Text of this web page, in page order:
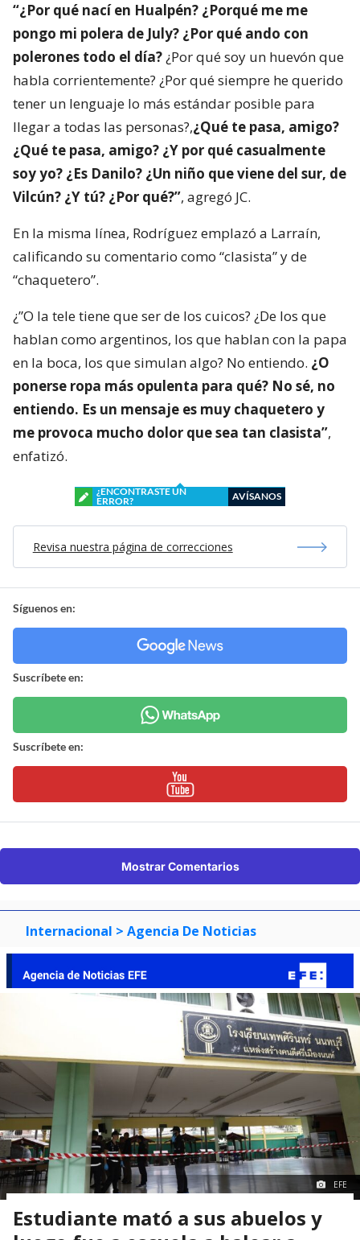
“¿Por qué nací en Hualpén? ¿Porqué me me
pongo mi polera de July? ¿Por qué ando con
polerones todo el día?¿Por qué soy un huevón que
habla corrientemente? ¿Por qué siempre he querido
tener un lenguaje lo más estándar posible para
llegar a todas las personas?,¿Qué te pasa, amigo?
¿Qué te pasa, amigo? ¿Y por qué casualmente
soy yo? ¿Es Danilo? ¿Un niño que viene del sur, de
Vilcún? ¿Y tú? ¿Por qué?”, agregó JC.
En la misma línea, Rodríguez emplazó a Larraín,
calificando su comentario como “clasista” y de
“chaquetero”.
¿”O la tele tiene que ser de los cuicos? ¿De los que
hablan como argentinos, los que hablan con la papa
en la boca, los que simulan algo? No entiendo. ¿O
ponerse ropa más opulenta para qué? No sé, no
entiendo. Es un mensaje es muy chaquetero y
me provoca mucho dolor que sea tan clasista”,
enfatizó.
¿ENCONTRASTE UN
ERROR?
AVÍSANOS
Revisa nuestra página de correcciones
Síguenos en:
Suscríbete en:
Suscríbete en:
Mostrar Comentarios
Internacional > Agencia De Noticias
EFE
Estudiante mató a sus abuelos y